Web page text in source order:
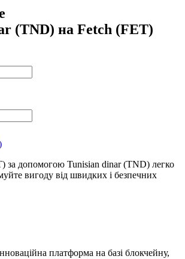
(TND) на Fetch (FET)
за допомогою Tunisian dinar (TND) легко
вигоду від швидких і безпечних
платформа на базі блокчейну,